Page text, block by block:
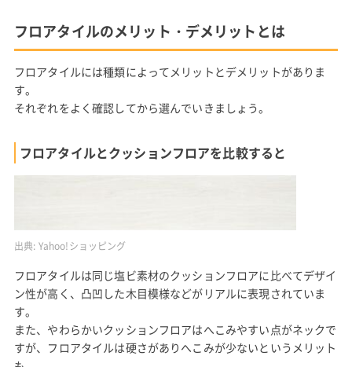
フロアタイルのメリット・デメリットとは
フロアタイルには種類によってメリットとデメリットがありま
す。
それぞれをよく確認してから選んでいきましょう。
フロアタイルとクッションフロアを比較すると
出典: Yahoo!ショッピング
フロアタイルは同じ塩ビ素材のクッションフロアに比べてデザイ
ン性が高く、凸凹した木目模様などがリアルに表現されていま
す。
また、やわらかいクッションフロアはへこみやすい点がネックで
すが、フロアタイルは硬さがありへこみが少ないというメリット